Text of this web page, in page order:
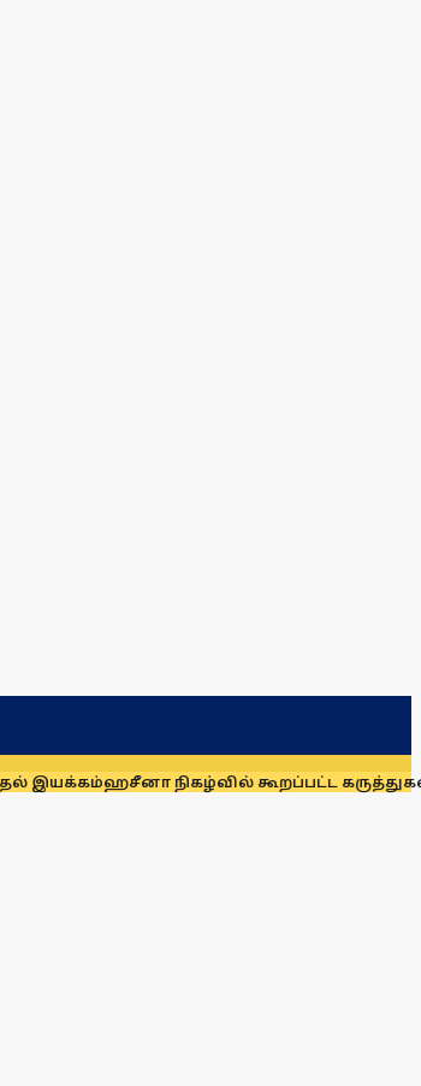
ஹசீனா நிகழ்வில் கூறப்பட்ட கருத்துகளை